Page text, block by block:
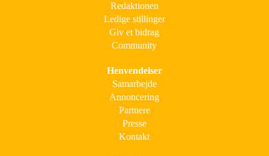
Redaktionen
Ledige stillinger
Giv et bidrag
Community
Henvendelser
Samarbejde
Annoncering
Partnere
Presse
Kontakt